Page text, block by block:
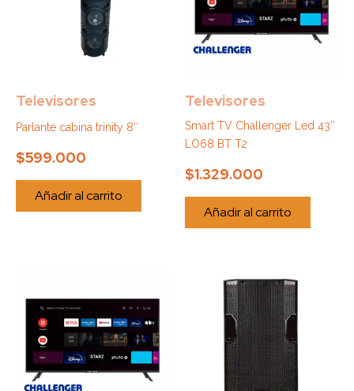
Televisores
Parlante cabina trinity 8″
$599.000
Añadir al carrito
Televisores
Smart TV Challenger Led 43″
LO68 BT T2
$1.329.000
Añadir al carrito